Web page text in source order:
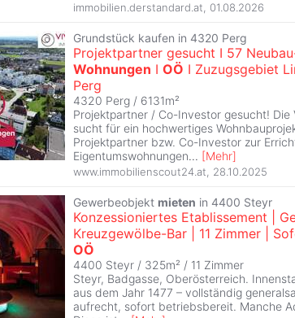
immobilien.derstandard.at 01.08.2026
Grundstück kaufen in 4320 Perg
Projektpartner gesucht I 57
Wohnungen I OÖ I Zuzugsgebiet
Perg
4320 Perg / 6131m²
Projektpartner / Co-Investor gesucht! Die
sucht für ein hochwertiges
Projektpartner bzw. Co-Investor zur
Eigentumswohnungen... [Mehr]
www.immobilienscout24.at 28.10.2025
Gewerbeobjekt mieten in 4400 Steyr
Konzessioniertes Etablissement |
Kreuzgewölbe-Bar | 11 Zimmer |
OÖ
4400 Steyr / 325m² / 11 Zimmer
Steyr, Badgasse, Oberösterreich.
aus dem Jahr 1477 – vollständig
aufrecht, sofort betriebsbereit. Manche